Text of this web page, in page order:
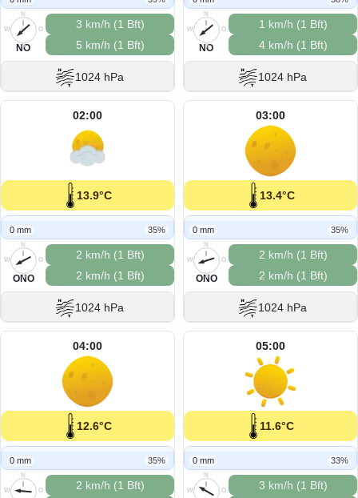
N
O
S
W
NO
3 km/h (1 Bft)
5 km/h (1 Bft)
1024 hPa
N
O
S
W
NO
1 km/h (1 Bft)
4 km/h (1 Bft)
1024 hPa
02:00
13.9°C
0 mm 35%
N
O
S
W
ONO
2 km/h (1 Bft)
2 km/h (1 Bft)
1024 hPa
03:00
13.4°C
0 mm 35%
N
O
S
W
ONO
2 km/h (1 Bft)
2 km/h (1 Bft)
1024 hPa
04:00
12.6°C
0 mm 35%
N
O
W
2 km/h (1 Bft)
05:00
11.6°C
0 mm 33%
N
O
W
3 km/h (1 Bft)